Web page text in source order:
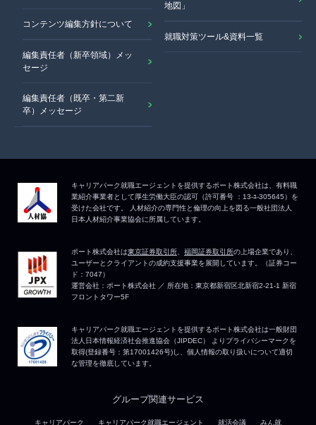
コンテンツ編集方針について
編集責任者（新卒領域）メッ
セージ
編集責任者（既卒・第二新
卒）メッセージ
地図」
就職対策ツール&資料一覧